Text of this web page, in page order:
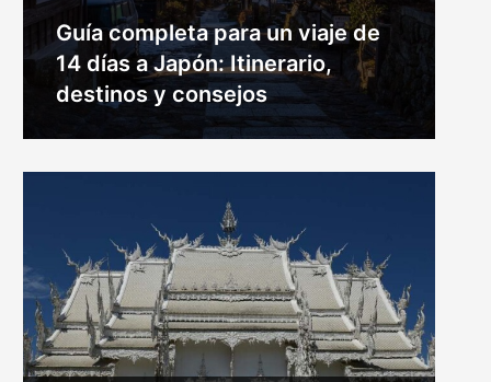
Guía completa para un viaje de
14 días a Japón: Itinerario,
destinos y consejos